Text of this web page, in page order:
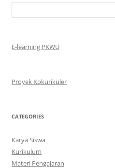
for:
E-learning PKWU
Proyek Kokurikuler
CATEGORIES
Karya Siswa
Kurikulum
Materi Pengajaran